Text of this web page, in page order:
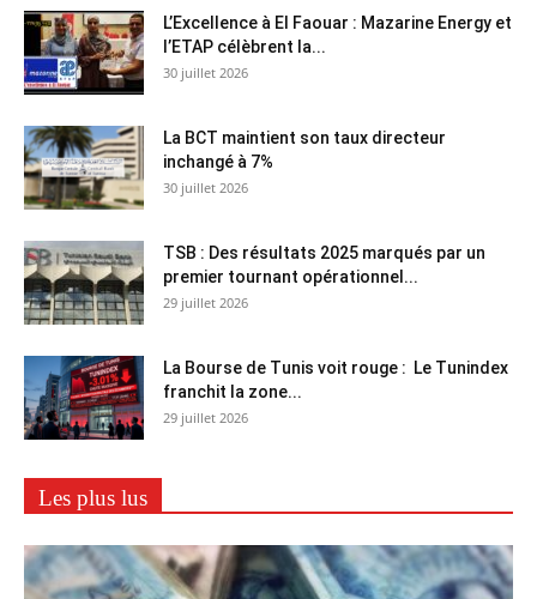
L’Excellence à El Faouar : Mazarine Energy et
l’ETAP célèbrent la...
30 juillet 2026
La BCT maintient son taux directeur
inchangé à 7%
30 juillet 2026
TSB : Des résultats 2025 marqués par un
premier tournant opérationnel...
29 juillet 2026
La Bourse de Tunis voit rouge : Le Tunindex
franchit la zone...
29 juillet 2026
Les plus lus